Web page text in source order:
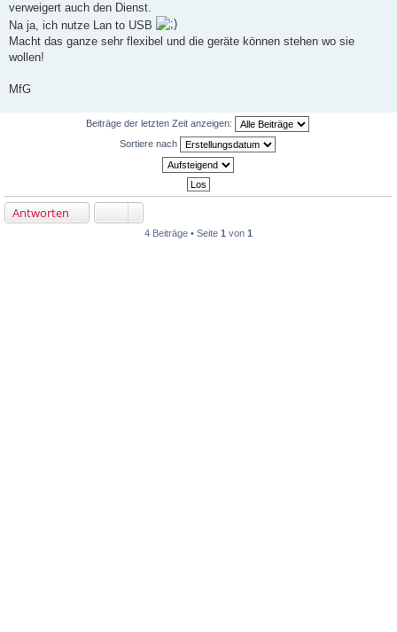
a
g
verweigert auch den Dienst.
Na ja, ich nutze Lan to USB
Macht das ganze sehr flexibel und die geräte können stehen wo sie
wollen!
MfG
Beiträge der letzten Zeit anzeigen:
Sortiere nach
Antworten
4 Beiträge • Seite 1 von 1